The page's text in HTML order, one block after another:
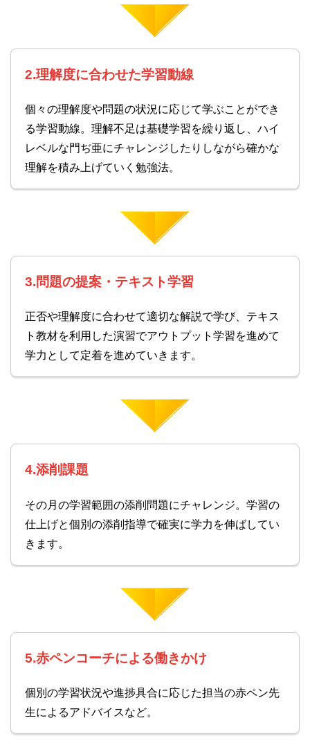
2.理解度に合わせた学習動線
個々の理解度や問題の状況に応じて学ぶことができ
る学習動線。理解不足は基礎学習を繰り返し、ハイ
レベルな門ぢ亜にチャレンジしたりしながら確かな
理解を積み上げていく勉強法。
3.問題の提案・テキスト学習
正否や理解度に合わせて適切な解説で学び、テキス
ト教材を利用した演習でアウトプット学習を進めて
学力として定着を進めていきます。
4.添削課題
その月の学習範囲の添削問題にチャレンジ。学習の
仕上げと個別の添削指導で確実に学力を伸ばしてい
きます。
5.赤ペンコーチによる働きかけ
個別の学習状況や進捗具合に応じた担当の赤ペン先
生によるアドバイスなど。